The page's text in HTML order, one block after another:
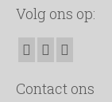
Volg ons op:
Contact ons